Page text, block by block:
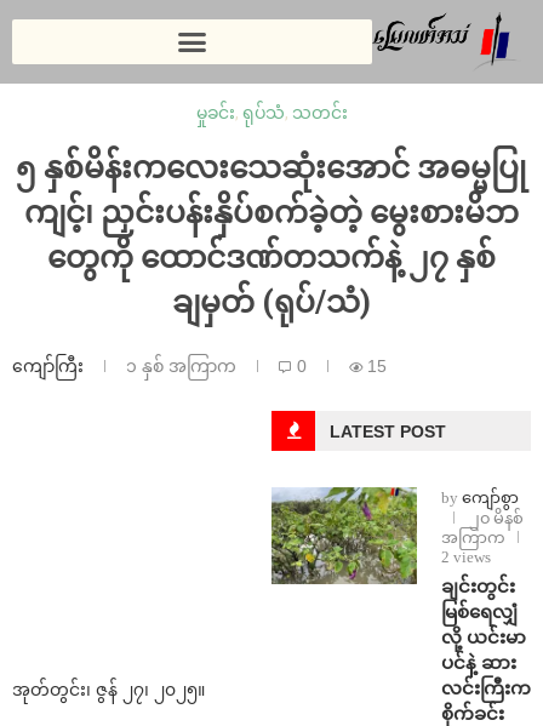
မှုခင်း, ရုပ်သံ, သတင်း
⁨၅ နှစ်မိန်းကလေးသေဆုံးအောင် အဓမ္မပြု
ကျင့်၊ ညှင်းပန်းနှိပ်စက်ခဲ့တဲ့ မွေးစားမိဘ
တွေကို ထောင်ဒဏ်တသက်နဲ့ ၂၇ နှစ်
ချမှတ် (ရုပ်/သံ)
ကျော်ကြီး ၁ နှစ် အကြာက 0 15
အုတ်တွင်း၊ ဇွန် ၂၇၊ ၂၀၂၅။
LATEST POST
by ကျော်စွာ
၂၀ မိနစ်
အကြာက
2 views
ချင်းတွင်း
မြစ်ရေလျှံ
လို့ ယင်းမာ
ပင်နဲ့ ဆား
လင်းကြီးက
စိုက်ခင်း